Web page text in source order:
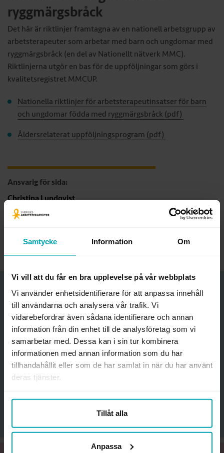
Samtycke Information Om
Vi vill att du får en bra upplevelse på vår webbplats
Vi använder enhetsidentifierare för att anpassa innehåll
till användarna och analysera vår trafik. Vi
vidarebefordrar även sådana identifierare och annan
information från din enhet till de analysföretag som vi
samarbetar med. Dessa kan i sin tur kombinera
informationen med annan information som du har
tillhandahållit eller som de har samlat in när du har använt
deras tjänster.
Tillåt alla
Anpassa
ryggmärgsbråck
Det här är riktlinjer framtagna av en nationell arbetsgrupp av
arbetsterapeuter som arbetar med barn och ungdomar med
ryggmärgsbråck (en del av Nationellt nätverk MMC).
Riktlinjerna utgör en bas för de uppföljningar som görs i
kvalitetsregistret MMCUP.
Nationella riktlinjer för arbetsterapeutinsatser för barn
och ungdomar födda med ryggmärgsbråck (pdf)
Åldersrelaterat uppföljningsprogram (pdf)
Ansvarig för sida:
Christina Lundqvist
Utvecklingschef
Uppdaterad: 26 juni, 2026
Funderar du på att bli medlem?
Ange din mejladress för att få nyhetsbrev med erbjudanden
och information om medlemskapet.
Jag godkänner att förbundet skickar information och
erbjudanden till mig samt
förbundets hantering av personuppgifter . *